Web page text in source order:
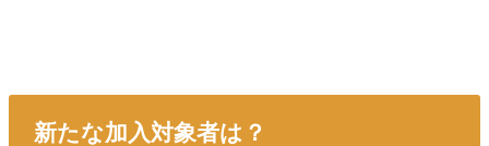
新たな加入対象者は？